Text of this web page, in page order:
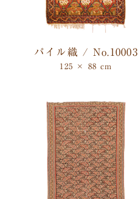
パイル織 / No.10003
125 × 88 cm